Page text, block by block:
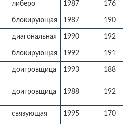
либеро 1987 176
блокирующая 1987 190
диагональная 1990 192
блокирующая 1992 191
доигровщица 1993 188
доигровщица 1988 192
связующая 1995 170